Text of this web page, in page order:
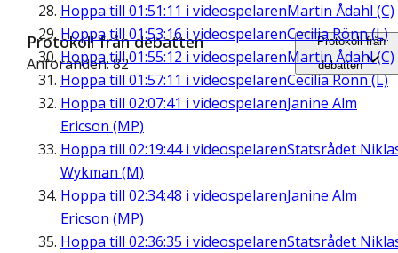
Hoppa till 01:51:11 i videospelarenMartin Ådahl (C)
Hoppa till 01:53:16 i videospelarenCecilia Rönn (L)
Hoppa till01:55:12 i videospelarenMartin Ådahl (C)
Hoppa till 01:57:11 i videospelarenCecilia Rönn (L)
Hoppa till 02:07:41 i videospelarenJanine Alm
Ericson (MP)
Hoppa till 02:19:44i videospelarenStatsrådet
Wykman (M)
Hoppa till 02:34:48 i videospelarenJanine Alm
Ericson (MP)
Hoppa till 02:36:35 i videospelarenStatsrådet
Protokoll från debatten
Anföranden: 82
Protokoll från
debatten